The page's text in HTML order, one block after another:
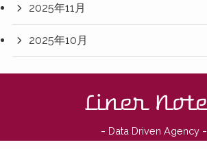
2025年11月
2025年10月
- Data Driven Agency-